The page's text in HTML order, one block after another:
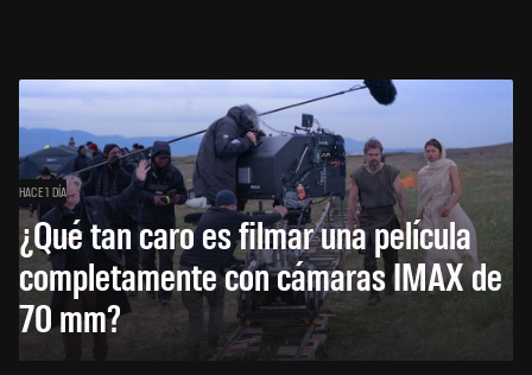
HACE 1 DÍA
¿Qué tan caro es filmar una película
completamente con cámaras IMAX de
70 mm?